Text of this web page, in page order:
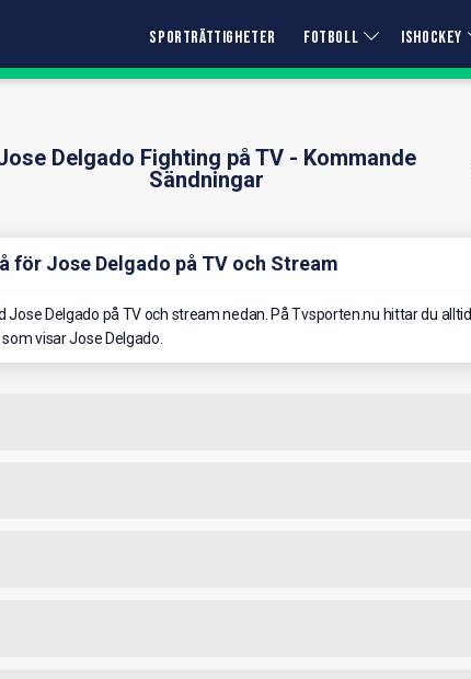
SPORTRÄTTIGHETER FOTBOLL ISHOCKEY
Delgado Fighting på TV - Kommande
Sändningar
för Jose Delgado på TV och Stream
Delgado på TV och stream nedan. På Tvsporten.nu hittar du alltid
visar Jose Delgado.